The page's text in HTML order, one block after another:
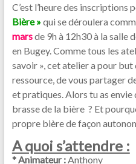
C’est l’heure des inscriptions
Bière »qui se déroulera
marsde 9h à 12h30 à la salle
en Bugey. Comme tous les
savoir », cet atelier a pour
ressource, de vous partager
et pratiques. Alors tu as envie
brasse de la bière ? Et
propre bière de façon
A quoi s’attendre :
* Animateur :Anthony